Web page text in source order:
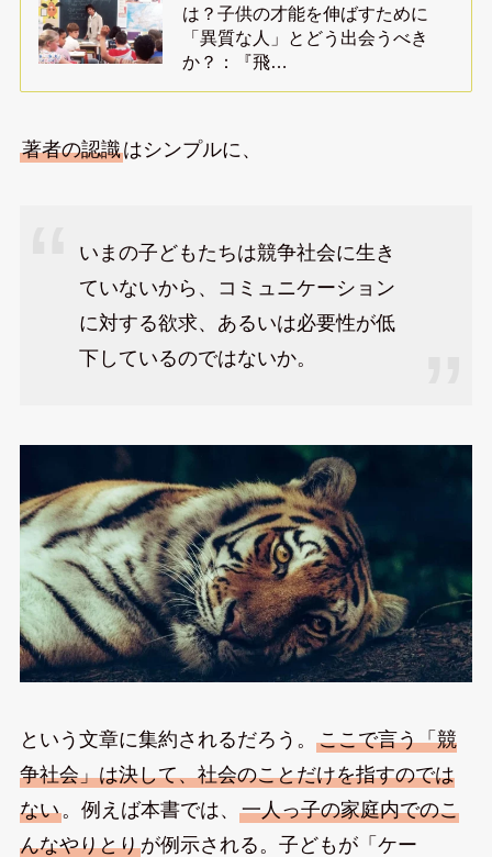
は？子供の才能を伸ばすために
「異質な人」とどう出会うべき
か？：『飛…
著者の認識はシンプルに、
いまの子どもたちは競争社会に生き
ていないから、コミュニケーション
に対する欲求、あるいは必要性が低
下しているのではないか。
という文章に集約されるだろう。 ここで言う「競
争社会」は決して、社会のことだけを指すのでは
ない。例えば本書では、 一人っ子の家庭内でのこ
んなやりとりが例示される。子どもが「ケー